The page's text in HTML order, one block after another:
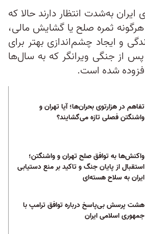
به‌شدت انتظار دارند حالا که
ثمره صلح یا گشایش مالی،
و ایجاد چشم‌اندازی بهتر برای
از جنگی ویرانگر که به سال‌ها
شده است.
تفاهم در هزارتوی بحران‌ها؛ آیا تهران و
واشنگتن فصلی تازه‌ می‌گشایند؟
واکنش‌ها به توافق صلح تهران و واشنگتن؛
استقبال از پایان جنگ و تاکید بر منع دستیابی
ایران به سلاح هسته‌ای
هشت پرسش بی‌پاسخ درباره توافق ترامپ با
جمهوری اسلامی ایران